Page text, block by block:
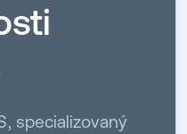
specializovaný